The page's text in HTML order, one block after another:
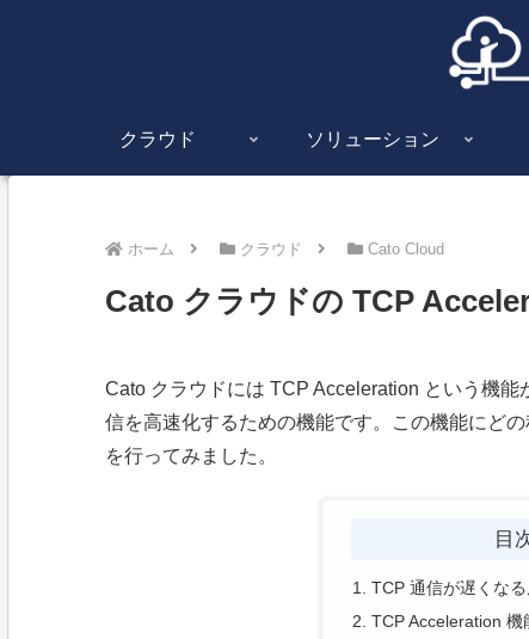
クラウド ソリューション
ホーム クラウド Cato Cloud
Cato クラウドの TCP
Cato クラウドには TCP Acceleration という機
信を高速化するための機能です。この機能にど
を行ってみました。
目
TCP 通信が遅くなる
TCP Acceleration